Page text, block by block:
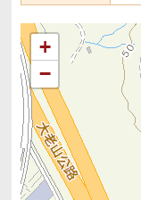
+
−